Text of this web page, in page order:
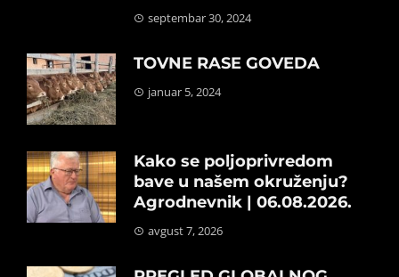
septembar 30, 2024
TOVNE RASE GOVEDA
januar 5, 2024
Kako se poljoprivredom
bave u našem okruženju?
Agrodnevnik | 06.08.2026.
avgust 7, 2026